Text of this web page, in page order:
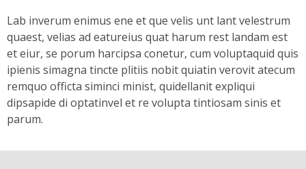
Lab inverum enimus ene et que velis unt lant velestrum
quaest, velias ad eatureius quat harum rest landam est
et eiur, se porum harcipsa conetur, cum voluptaquid quis
ipienis simagna tincte plitiis nobit quiatin verovit atecum
remquo officta siminci minist, quidellanit expliqui
dipsapide di optatinvel et re volupta tintiosam sinis et
parum.